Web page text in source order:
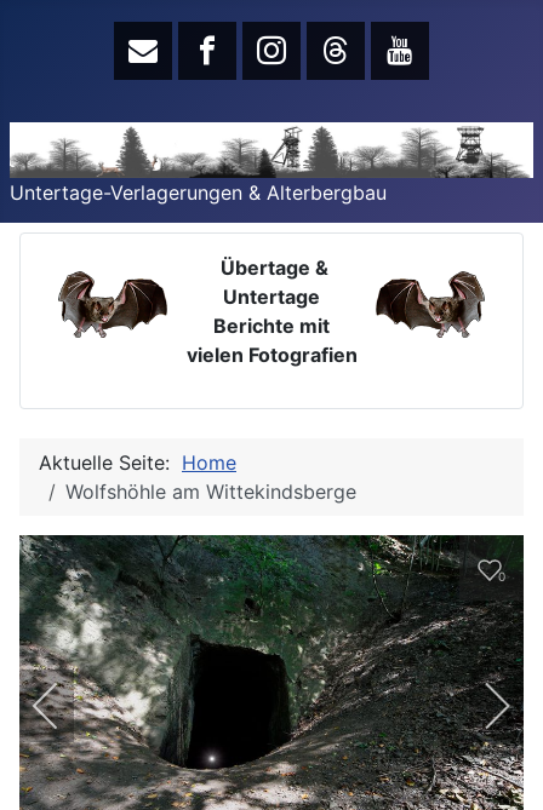
Untertage-Verlagerungen & Alterbergbau
Übertage &
Untertage
Berichte mit
vielen Fotografien
Aktuelle Seite: Home
Wolfshöhle am Wittekindsberge
0